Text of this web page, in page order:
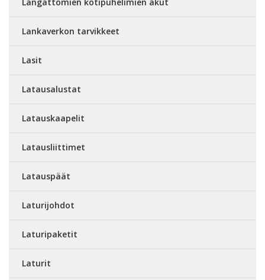
Lankaverkon tarvikkeet
Lasit
Latausalustat
Latauskaapelit
Latausliittimet
Latauspäät
Laturijohdot
Laturipaketit
Laturit